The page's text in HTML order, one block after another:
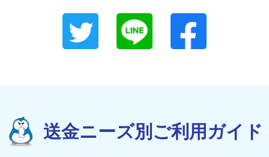
送金ニーズ別ご利用ガイド